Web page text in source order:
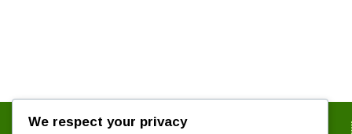
We respect your privacy